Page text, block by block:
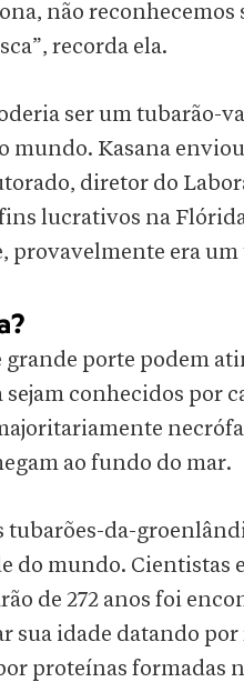
não reconhecemos
recorda ela.
ser um tubarão-
mundo. Kasana
diretor do
lucrativos na
provavelmente era
grande porte podem
conhecidos por
ao fundo do mar.
tubarões-da-
do mundo. Cientistas
de 272 anos foi
sua idade datando
proteínas formadas